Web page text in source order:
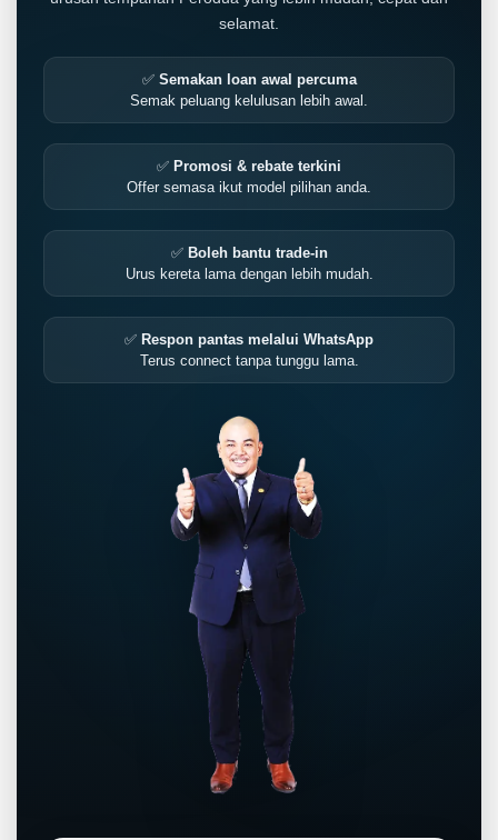
selamat.
✅ Semakan loan awal percuma
Semak peluang kelulusan lebih awal.
✅ Promosi & rebate terkini
Offer semasa ikut model pilihan anda.
✅ Boleh bantu trade-in
Urus kereta lama dengan lebih mudah.
✅ Respon pantas melalui WhatsApp
Terus connect tanpa tunggu lama.